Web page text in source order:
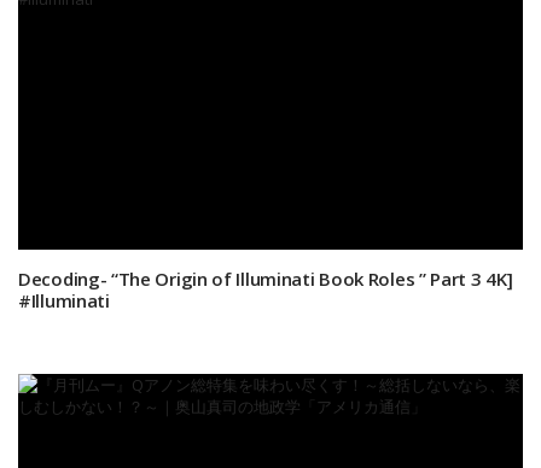
Decoding- “The Origin of Illuminati Book Roles ” Part 3 4K]
#Illuminati